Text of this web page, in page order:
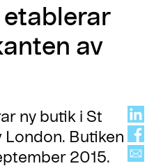
av
ny butik i St
London. Butiken
2015.